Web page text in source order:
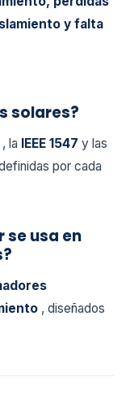
y falta
solares?
, la IEEE 1547 y las
por cada
se usa en
, diseñados